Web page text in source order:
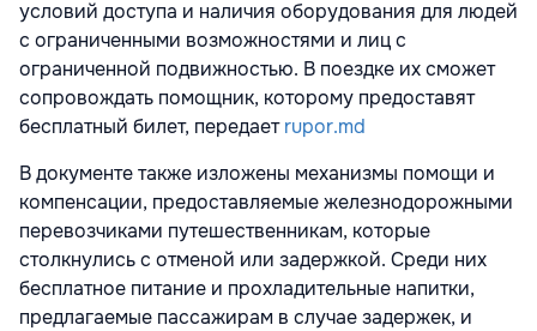
условий доступа и наличия оборудования для людей
с ограниченными возможностями и лиц с
ограниченной подвижностью. В поездке их сможет
сопровождать помощник, которому предоставят
бесплатный билет, передаетrupor.md
В документе также изложены механизмы помощи и
компенсации, предоставляемые железнодорожными
перевозчиками путешественникам, которые
столкнулись с отменой или задержкой. Среди них
бесплатное питание и прохладительные напитки,
предлагаемые пассажирам в случае задержек, и